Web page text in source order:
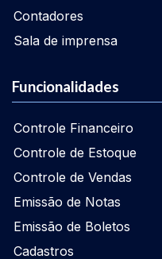
Contadores
Sala de imprensa
Funcionalidades
Controle Financeiro
Controle de Estoque
Controle de Vendas
Emissão de Notas
Emissão de Boletos
Cadastros